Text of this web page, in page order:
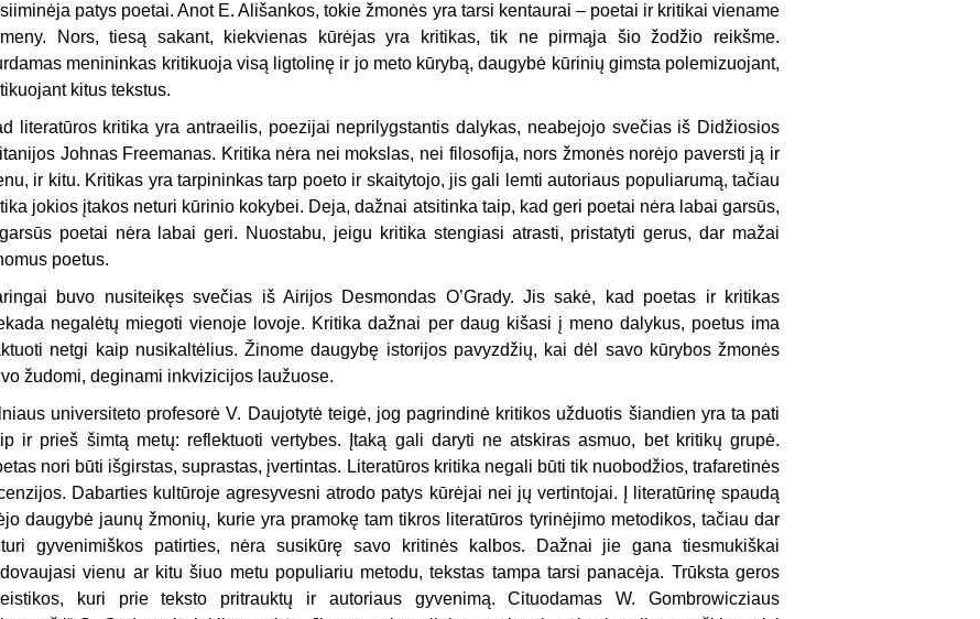
patys poetai. Anot E. Ališankos, tokie žmonės yra tarsi kentaurai – poetai ir kritikai viename
Nors, tiesą sakant, kiekvienas kūrėjas yra kritikas, tik ne pirmąja šio žodžio reikšme.
menininkas kritikuoja visą ligtolinę ir jo meto kūrybą, daugybė kūrinių gimsta polemizuojant,
kitus tekstus.
literatūros kritika yra antraeilis, poezijai neprilygstantis dalykas, neabejojo svečias iš Didžiosios
Johnas Freemanas. Kritika nėra nei mokslas, nei filosofija, nors žmonės norėjo paversti ją ir
ir kitu. Kritikas yra tarpininkas tarp poeto ir skaitytojo, jis gali lemti autoriaus populiarumą, tačiau
jokios įtakos neturi kūrinio kokybei. Deja, dažnai atsitinka taip, kad geri poetai nėra labai garsūs,
poetai nėra labai geri. Nuostabu, jeigu kritika stengiasi atrasti, pristatyti gerus, dar mažai
poetus.
buvo nusiteikęs svečias iš Airijos Desmondas O’Grady. Jis sakė, kad poetas ir kritikas
negalėtų miegoti vienoje lovoje. Kritika dažnai per daug kišasi į meno dalykus, poetus ima
netgi kaip nusikaltėlius. Žinome daugybę istorijos pavyzdžių, kai dėl savo kūrybos žmonės
žudomi, deginami inkvizicijos laužuose.
universiteto profesorė V. Daujotytė teigė, jog pagrindinė kritikos užduotis šiandien yra ta pati
ir prieš šimtą metų: reflektuoti vertybes. Įtaką gali daryti ne atskiras asmuo, bet kritikų grupė.
nori būti išgirstas, suprastas, įvertintas. Literatūros kritika negali būti tik nuobodžios, trafaretinės
Dabarties kultūroje agresyvesni atrodo patys kūrėjai nei jų vertintojai. Į literatūrinę spaudą
daugybė jaunų žmonių, kurie yra pramokę tam tikros literatūros tyrinėjimo metodikos, tačiau dar
gyvenimiškos patirties, nėra susikūrę savo kritinės kalbos. Dažnai jie gana tiesmukiškai
vienu ar kitu šiuo metu populiariu metodu, tekstas tampa tarsi panacėja. Trūksta geros
kuri prie teksto pritrauktų ir autoriaus gyvenimą. Cituodamas W. Gombrowicziaus